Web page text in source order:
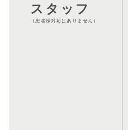
スタッフ
（患者様対応はありません）